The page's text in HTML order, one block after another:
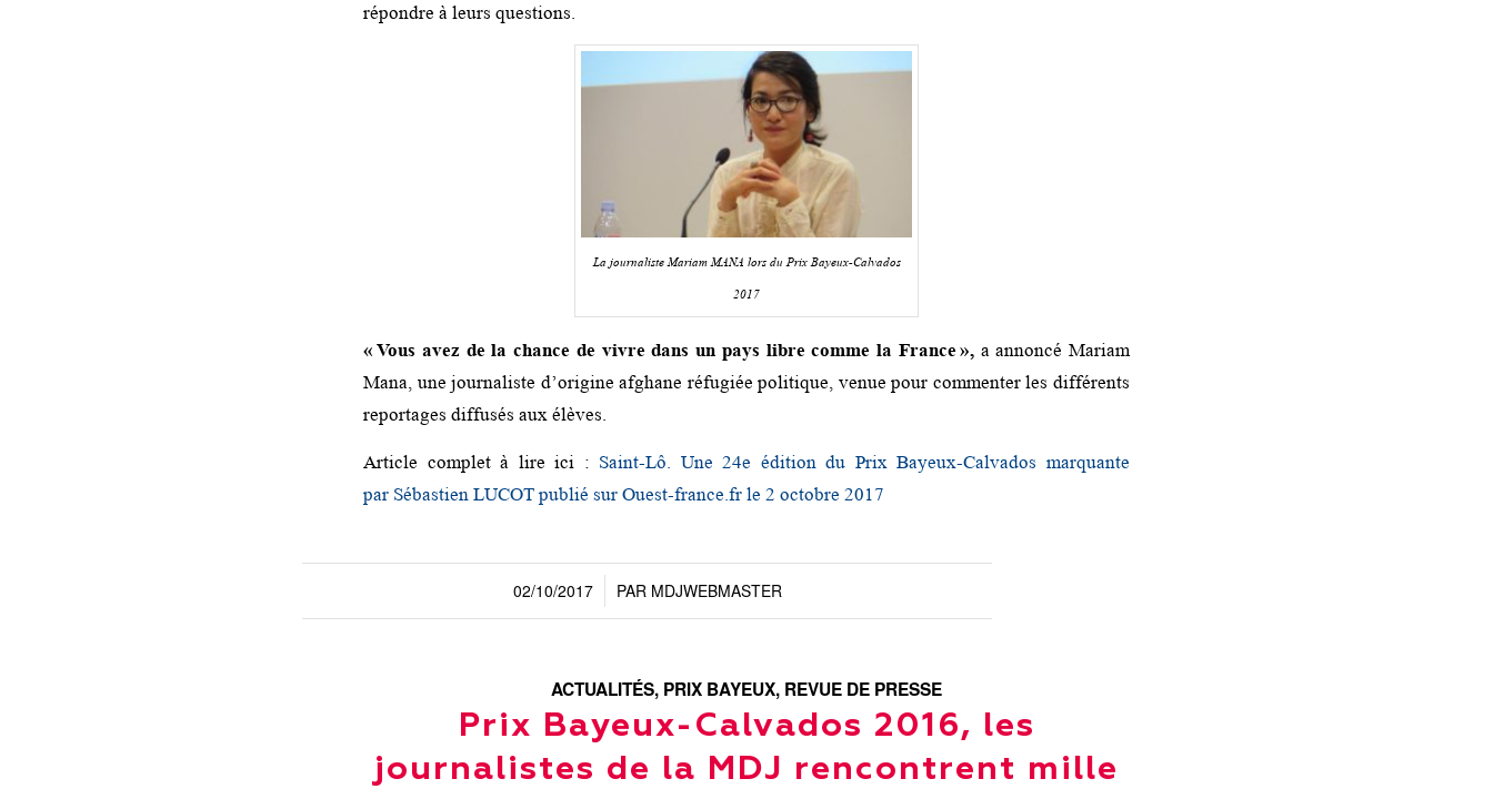
répondre à leurs questions.
La journaliste Mariam MANA lors du Prix Bayeux-Calvados
2017
« Vous avez de la chance de vivre dans un pays libre comme la France »,a annoncé Mariam
Mana, une journaliste d’origine afghane réfugiée politique, venue pour commenter les différents
reportages diffusés aux élèves.
Article complet à lire ici : Saint-Lô. Une 24e édition du Prix Bayeux-Calvados marquante
par Sébastien LUCOT publié sur Ouest-france.fr le 2 octobre 2017
02/10/2017
/ PAR MDJWEBMASTER
ACTUALITÉS, PRIX BAYEUX, REVUE DE PRESSE
Prix Bayeux-Calvados 2016, les
journalistes de la MDJ rencontrent mille